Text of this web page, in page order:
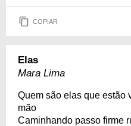
COPIAR
Elas
Mara Lima
Quem são elas que estão
mão
Caminhando passo firme